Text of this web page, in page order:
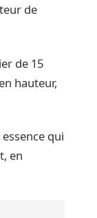
de
de 15
hauteur,
qui
en